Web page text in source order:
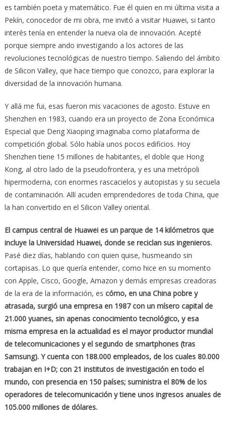
es también poeta y matemático. Fue él quien en mi última visita a
Pekín, conocedor de mi obra, me invitó a visitar Huawei, si tanto
interés tenía en entender la nueva ola de innovación. Acepté
porque siempre ando investigando a los actores de las
revoluciones tecnológicas de nuestro tiempo. Saliendo del ámbito
de Silicon Valley, que hace tiempo que conozco, para explorar la
diversidad de la innovación humana.
Y allá me fui, esas fueron mis vacaciones de agosto. Estuve en
Shenzhen en 1983, cuando era un proyecto de Zona Económica
Especial que Deng Xiaoping imaginaba como plataforma de
competición global. Sólo había unos pocos edificios. Hoy
Shenzhen tiene 15 millones de habitantes, el doble que Hong
Kong, al otro lado de la pseudofrontera, y es una metrópoli
hipermoderna, con enormes rascacielos y autopistas y su secuela
de contaminación. Allí acuden emprendedores de toda China, que
la han convertido en el Silicon Valley oriental.
El campus central de Huawei es un parque de 14 kilómetros que
incluye la Universidad Huawei, donde se reciclan sus ingenieros.
Pasé diez días, hablando con quien quise, husmeando sin
cortapisas. Lo que quería entender, como hice en su momento
con Apple, Cisco, Google, Amazon y demás empresas creadoras
de la era de la información, es cómo, en una China pobre y
atrasada, surgió una empresa en 1987 con un mísero capital de
21.000 yuanes, sin apenas conocimiento tecnológico, y esa
misma empresa en la actualidad es el mayor productor mundial
de telecomunicaciones y el segundo de smartphones (tras
Samsung). Y cuenta con 188.000 empleados, de los cuales 80.000
trabajan en I+D; con 21 institutos de investigación en todo el
mundo, con presencia en 150 países; suministra el 80% de los
operadores de telecomunicación y tiene unos ingresos anuales de
105.000 millones de dólares.